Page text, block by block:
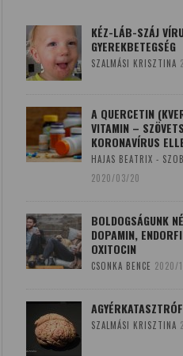
KÉZ-LÁB-SZÁJ
GYEREKBETEGSÉG
SZALMÁSI KRISZTINA
A QUERCETIN
VITAMIN –
KORONAVÍRUS
HAJAS BEATRIX -
2020/03/20
BOLDOGSÁGUNK
DOPAMIN,
OXITOCIN
CSONKA BENCE 2020/
SZALMÁSI KRISZTINA